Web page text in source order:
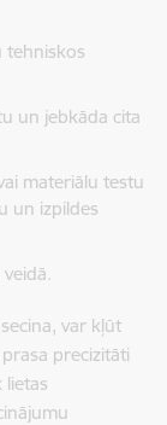
tehniskos
un jebkāda cita
materiālu testu
un izpildes
var kļūt
precizitāti